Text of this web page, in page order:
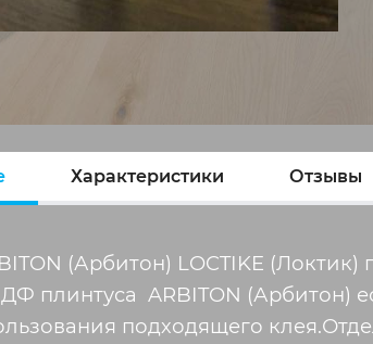
Характеристики Отзывы
(Арбитон) LOCTIKE
плинтуса ARBITON (Арбитон)
подходящего